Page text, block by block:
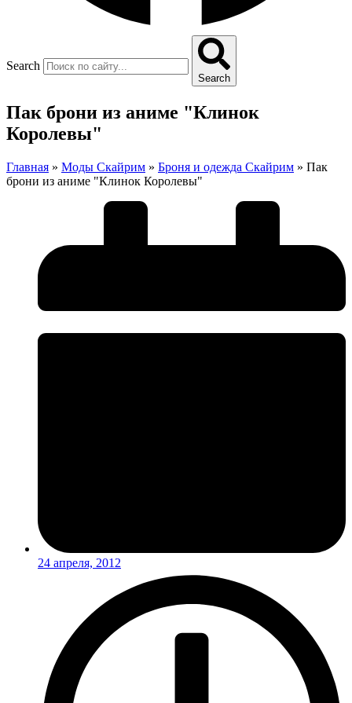
Search
Search
Пак брони из аниме "Клинок
Королевы"
Главная » Моды Скайрим » Броня и одежда Скайрим » Пак
брони из аниме "Клинок Королевы"
24 апреля, 2012